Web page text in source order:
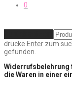
0
drücke Enter zum
gefunden.
Widerrufsbelehrung
die Waren in einer